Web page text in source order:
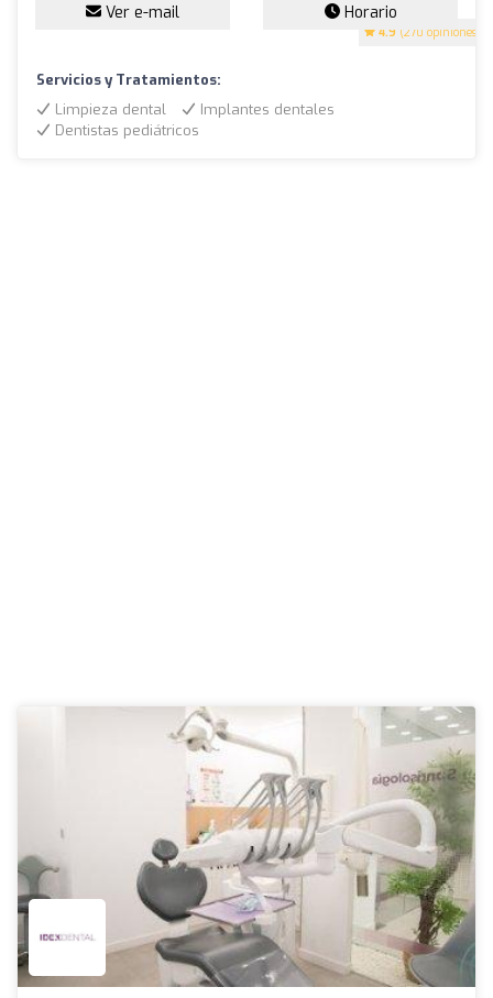
4.9 (270 opiniones)
Ver e-mail Horario
Servicios y Tratamientos:
Limpieza dental
Implantes dentales
Dentistas pediátricos